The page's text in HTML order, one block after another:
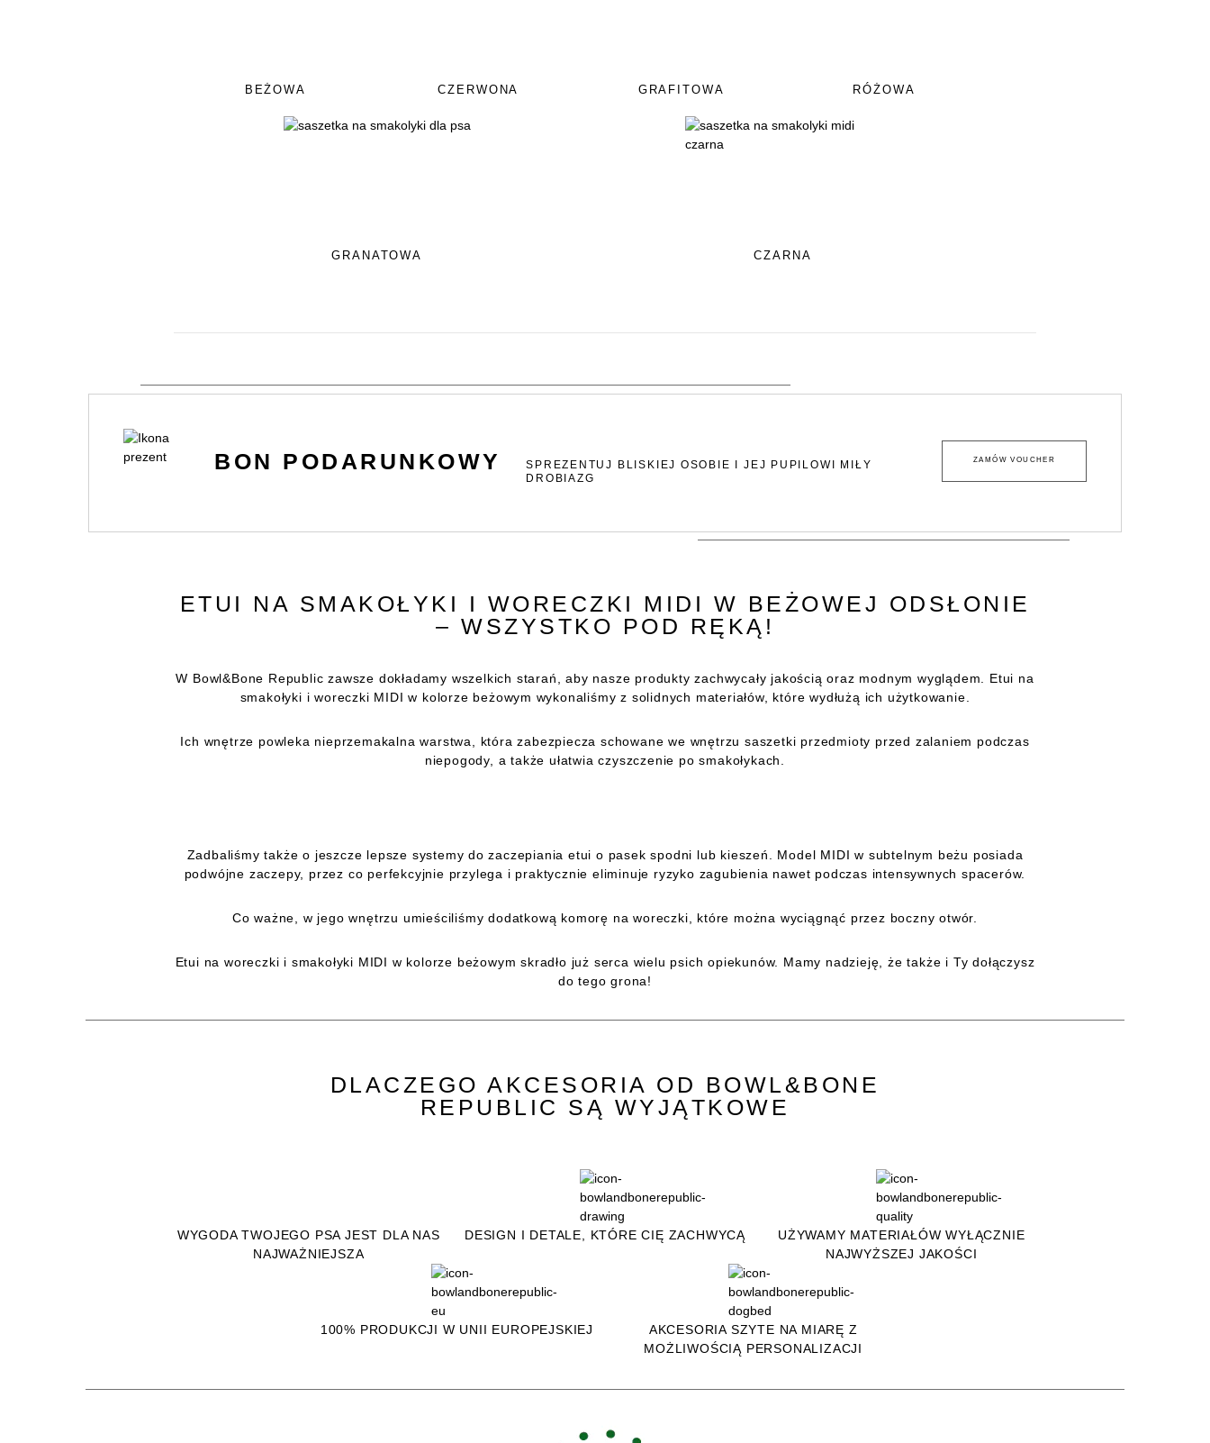
BEŻOWA CZERWONA GRAFITOWA RÓŻOWA
GRANATOWA CZARNA
BON PODARUNKOWY
SPREZENTUJ BLISKIEJ OSOBIE I JEJ PUPILOWI MIŁY
DROBIAZG
ZAMÓW VOUCHER
ETUI NA SMAKOŁYKI I WORECZKI MIDI W BEŻOWEJ ODSŁONIE
– WSZYSTKO POD RĘKĄ!
W Bowl&Bone Republic zawsze dokładamy wszelkich starań, aby nasze produkty zachwycały jakością oraz modnym wyglądem. Etui na
smakołyki i woreczki MIDI w kolorze beżowym wykonaliśmy z solidnych materiałów, które wydłużą ich użytkowanie.
Ich wnętrze powleka nieprzemakalna warstwa, która zabezpiecza schowane we wnętrzu saszetki przedmioty przed zalaniem podczas
niepogody, a także ułatwia czyszczenie po smakołykach.
Zadbaliśmy także o jeszcze lepsze systemy do zaczepiania etui o pasek spodni lub kieszeń. Model MIDI w subtelnym beżu posiada
podwójne zaczepy, przez co perfekcyjnie przylega i praktycznie eliminuje ryzyko zagubienia nawet podczas intensywnych spacerów.
Co ważne, w jego wnętrzu umieściliśmy dodatkową komorę na woreczki, które można wyciągnąć przez boczny otwór.
Etui na woreczki i smakołyki MIDI w kolorze beżowym skradło już serca wielu psich opiekunów. Mamy nadzieję, że także i Ty dołączysz
do tego grona!
DLACZEGO AKCESORIA OD BOWL&BONE
REPUBLIC SĄ WYJĄTKOWE
WYGODA TWOJEGO PSA JEST DLA NAS
NAJWAŻNIEJSZA
DESIGN I DETALE, KTÓRE CIĘ ZACHWYCĄ
UŻYWAMY MATERIAŁÓW WYŁĄCZNIE
NAJWYŻSZEJ JAKOŚCI
100% PRODUKCJI W UNII EUROPEJSKIEJ
AKCESORIA SZYTE NA MIARĘ Z
MOŻLIWOŚCIĄ PERSONALIZACJI